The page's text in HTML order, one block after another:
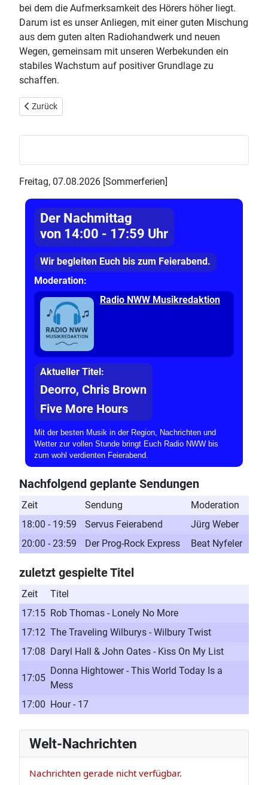
bei dem die Aufmerksamkeit des Hörers höher liegt.
Darum ist es unser Anliegen, mit einer guten Mischung
aus dem guten alten Radiohandwerk und neuen
Wegen, gemeinsam mit unseren Werbekunden ein
stabiles Wachstum auf positiver Grundlage zu
schaffen.
Vorheriger Beitrag: Künstliche Intelligenz bei Radio NWW:
Zurück
Freitag, 07.08.2026 [Sommerferien]
Der Nachmittag
von 14:00 - 17:59 Uhr
Wir begleiten Euch bis zum Feierabend.
Moderation:
Radio NWW Musikredaktion
Aktueller Titel:
Deorro, Chris Brown
Five More Hours
Mit der besten Musik in der Region, Nachrichten und
Wetter zur vollen Stunde bringt Euch Radio NWW bis
zum wohl verdienten Feierabend.
Nachfolgend geplante Sendungen
Zeit Sendung
Moderation
18:00 - 19:59
Servus Feierabend
Jürg Weber
20:00 - 23:59
Der Prog-Rock Express Beat Nyfeler
zuletzt gespielte Titel
Zeit
Titel
17:15 Rob Thomas - Lonely No More
17:12 The Traveling Wilburys - Wilbury Twist
17:08 Daryl Hall & John Oates - Kiss On My List
17:05
Donna Hightower - This World Today Is a
Mess
17:00 Hour - 17
Welt-Nachrichten
Nachrichten gerade nicht verfügbar.